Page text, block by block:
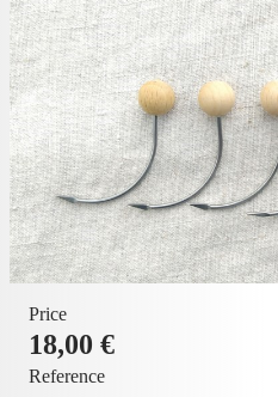
Price
18,00 €
Reference